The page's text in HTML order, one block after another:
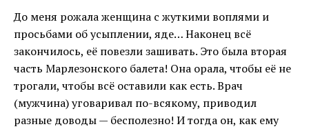
До меня рожала женщина с жуткими воплями и
просьбами об усыплении, яде… Наконец всё
закончилось, её повезли зашивать. Это была вторая
часть Марлезонского балета! Она орала, чтобы её не
трогали, чтобы всё оставили как есть. Врач
(мужчина) уговаривал по-всякому, приводил
разные доводы — бесполезно! И тогда он, как ему